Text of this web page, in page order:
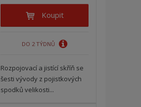
Koupit
DO 2 TÝDNŮ
Rozpojovací a jistící skříň se
šesti vývody z pojistkových
spodků velikosti...